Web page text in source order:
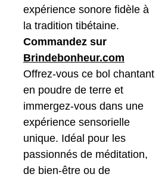
expérience sonore fidèle à
la tradition tibétaine.
Commandez sur
Brindebonheur.com
Offrez-vous ce bol chantant
en poudre de terre et
immergez-vous dans une
expérience sensorielle
unique. Idéal pour les
passionnés de méditation,
de bien-être ou de